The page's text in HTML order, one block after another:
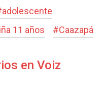
adolescente
11 años #Caazapá
en Voiz